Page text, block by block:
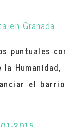
puntuales
el